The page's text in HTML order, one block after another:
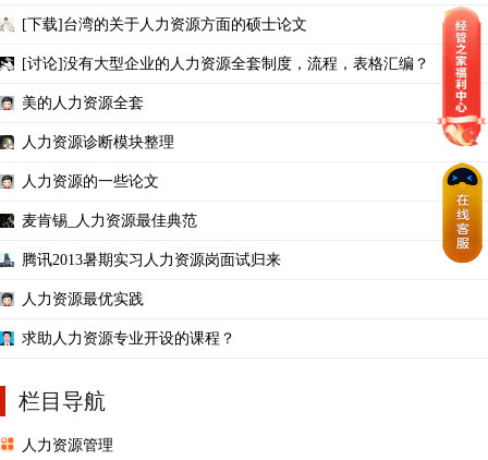
[下载]台湾的关于人力资源方面的硕士论文
[讨论]没有大型企业的人力资源全套制度，流程，表格汇编？
美的人力资源全套
人力资源诊断模块整理
人力资源的一些论文
麦肯锡_人力资源最佳典范
腾讯2013暑期实习人力资源岗面试归来
人力资源最优实践
求助人力资源专业开设的课程？
栏目导航
人力资源管理